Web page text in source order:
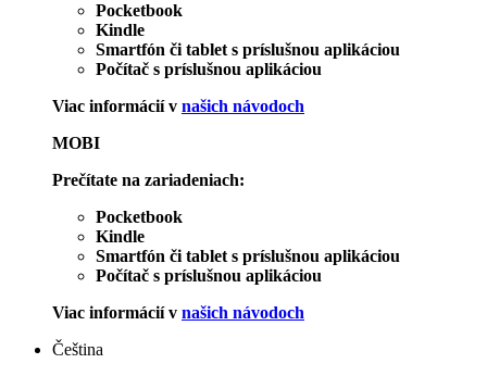
Pocketbook
Kindle
Smartfón či tablet s príslušnou aplikáciou
Počítač s príslušnou aplikáciou
Viac informácií v našich návodoch
MOBI
Prečítate na zariadeniach:
Pocketbook
Kindle
Smartfón či tablet s príslušnou aplikáciou
Počítač s príslušnou aplikáciou
Viac informácií v našich návodoch
Čeština